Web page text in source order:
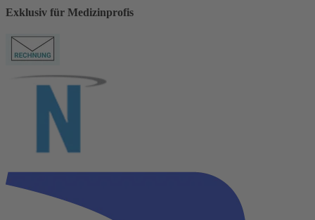
Exklusiv für Medizinprofis